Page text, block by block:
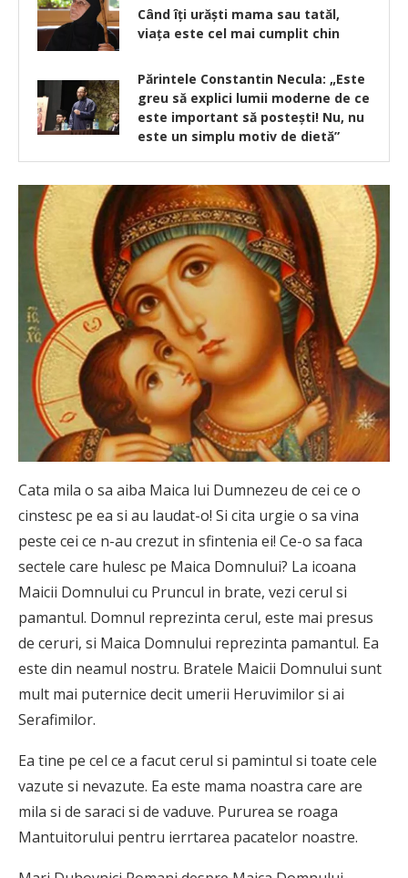
Când îţi urăşti mama sau tatăl,
viaţa este cel mai cumplit chin
Părintele Constantin Necula: „Este
greu să explici lumii moderne de ce
este important să postești! Nu, nu
este un simplu motiv de dietă”
Cata mila o sa aiba Maica lui Dumnezeu de cei ce o
cinstesc pe ea si au laudat-o! Si cita urgie o sa vina
peste cei ce n-au crezut in sfintenia ei! Ce-o sa faca
sectele care hulesc pe Maica Domnului? La icoana
Maicii Domnului cu Pruncul in brate, vezi cerul si
pamantul. Domnul reprezinta cerul, este mai presus
de ceruri, si Maica Domnului reprezinta pamantul. Ea
este din neamul nostru. Bratele Maicii Domnului sunt
mult mai puternice decit umerii Heruvimilor si ai
Serafimilor.
Ea tine pe cel ce a facut cerul si pamintul si toate cele
vazute si nevazute. Ea este mama noastra care are
mila si de saraci si de vaduve. Pururea se roaga
Mantuitorului pentru ierrtarea pacatelor noastre.